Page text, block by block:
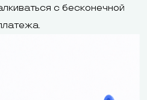
с бесконечной